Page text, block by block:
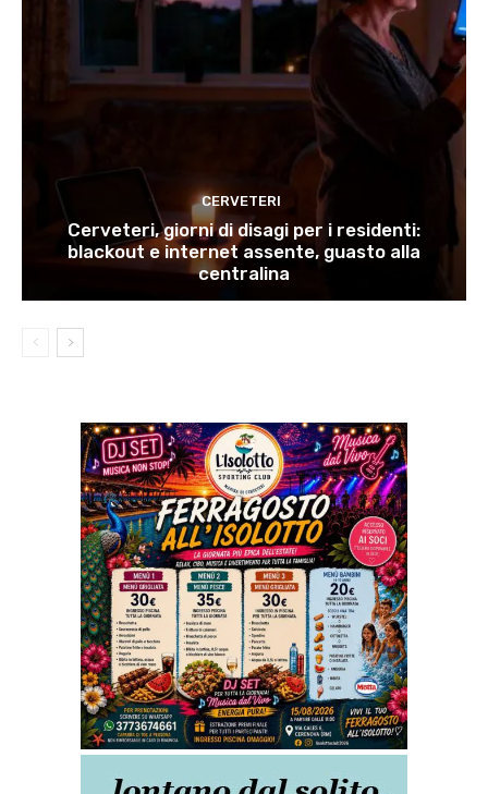
CERVETERI
Cerveteri, giorni di disagi per i residenti:
blackout e internet assente, guasto alla
centralina